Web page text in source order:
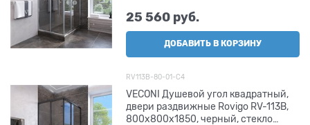
25 560 руб.
ДОБАВИТЬ В КОРЗИНУ
RV113B-80-01-C4
VECONI Душевой угол квадратный,
двери раздвижные Rovigo RV-113B,
800x800x1850, черный, стекло